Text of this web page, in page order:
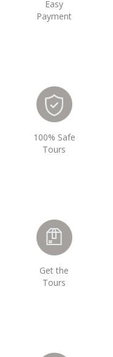
Easy
Payment
100% Safe
Tours
Get the
Tours